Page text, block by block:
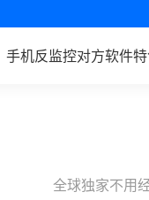
手机反监控对方软件
全球独家不用